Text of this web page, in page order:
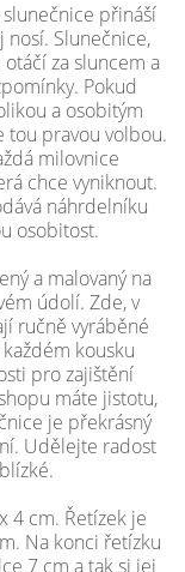
přináší
Slunečnice,
za sluncem a
Pokud
a osobitým
tou pravou volbou.
milovnice
chce vyniknout.
náhrdelníku
osobitost.
a malovaný na
údolí. Zde, v
ručně vyráběné
kousku
pro zajištění
máte jistotu,
je překrásný
Udělejte radost
4 cm. Řetízek je
Na konci řetízku
7 cm a tak si jej